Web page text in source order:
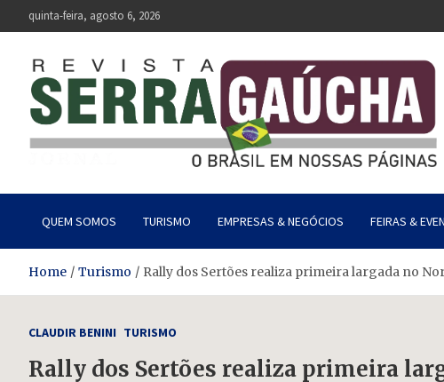
to
quinta-feira, agosto 6, 2026
Revista Serra Gaúcha
QUEM SOMOS TURISMO EMPRESAS & NEGÓCIOS FEIRAS &
Home Turismo Rally dos Sertões realiza primeira largada no
CLAUDIR BENINI TURISMO
Rally dos Sertões realiza primeira